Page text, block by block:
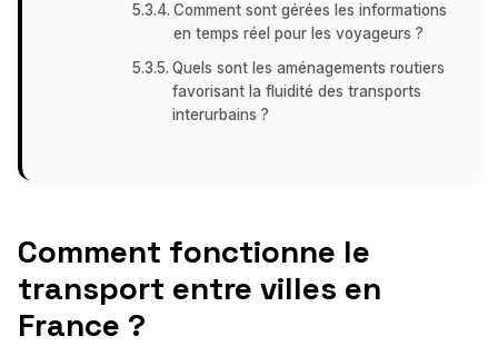
Comment sont gérées les informations
en temps réel pour les voyageurs ?
Quels sont les aménagements routiers
favorisant la fluidité des transports
interurbains ?
Comment fonctionne le
transport entre villes en
France ?